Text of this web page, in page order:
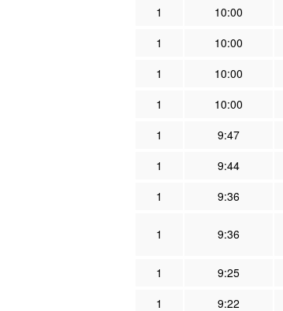
1
10:00
1
10:00
1
10:00
1
10:00
1
9:47
1
9:44
1
9:36
1 9:36
1
9:25
1
9:22